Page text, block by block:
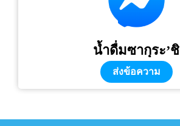
น้ำดื่มซากุระ’ชิ
ส่งข้อความ